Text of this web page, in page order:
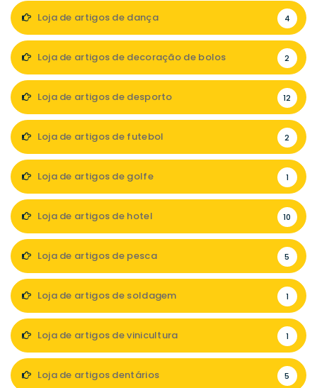
Loja de artigos de dança 4
Loja de artigos de decoração de bolos 2
Loja de artigos de desporto 12
Loja de artigos de futebol 2
Loja de artigos de golfe 1
Loja de artigos de hotel 10
Loja de artigos de pesca 5
Loja de artigos de soldagem 1
Loja de artigos de vinicultura 1
Loja de artigos dentários 5